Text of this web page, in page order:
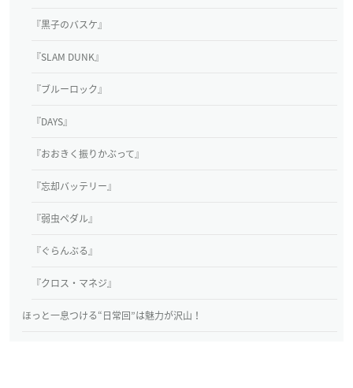
『黒子のバスケ』
『SLAM DUNK』
『ブルーロック』
『DAYS』
『おおきく振りかぶって』
『忘却バッテリー』
『弱虫ペダル』
『ぐらんぶる』
『クロス・マネジ』
ほっと一息つける“日常回”は魅力が沢山！